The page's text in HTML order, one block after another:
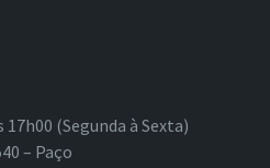
17h00 (Segunda à Sexta)
– Paço